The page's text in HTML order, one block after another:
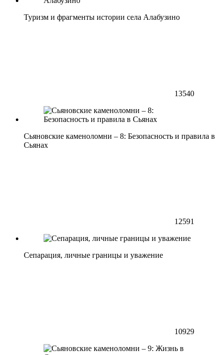
Туризм и фрагменты истории села Алабузино
13540
Сьяновские каменоломни – 8: Безопасность и правила в
Сьянах
12591
Сепарация, личные границы и уважение
10929